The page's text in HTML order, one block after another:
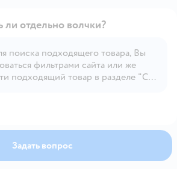
Открыть вопрос
ли отдельно волчки?
поиска подходящего товара, Вы
фильтрами сайта или же
подходящий товар в разделе "С
Задать вопрос